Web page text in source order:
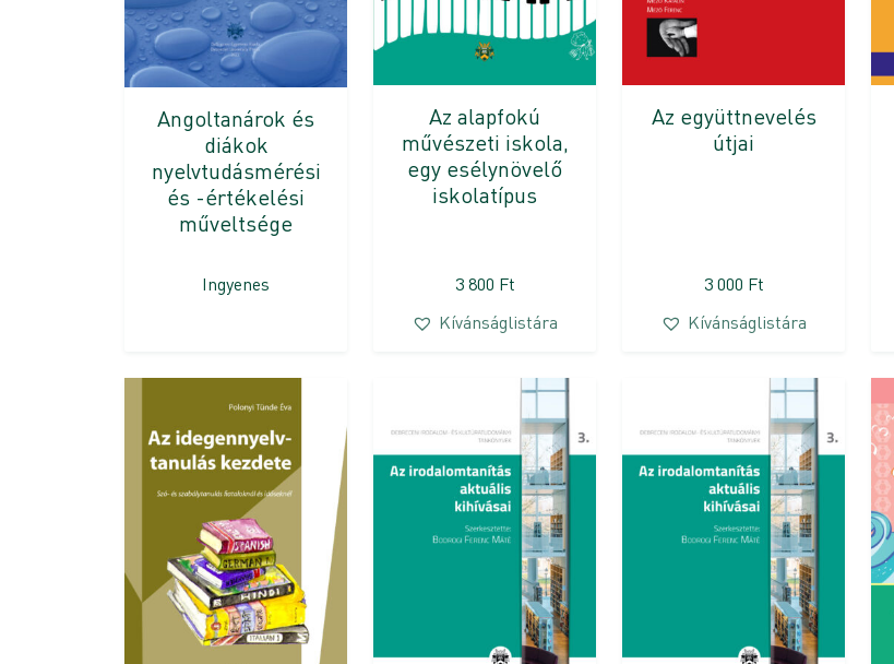
Angoltanárok és
diákok
nyelvtudásmérési
és -értékelési
műveltsége
Ingyenes
Az alapfokú
művészeti iskola,
egy esélynövelő
iskolatípus
3 800 Ft
Kívánságlistára
Az együttnevelés
útjai
3 000 Ft
Kívánságlistára